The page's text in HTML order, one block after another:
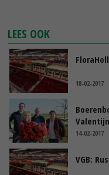
LEES OOK
18-02-2017
14-02-2017
VGB: